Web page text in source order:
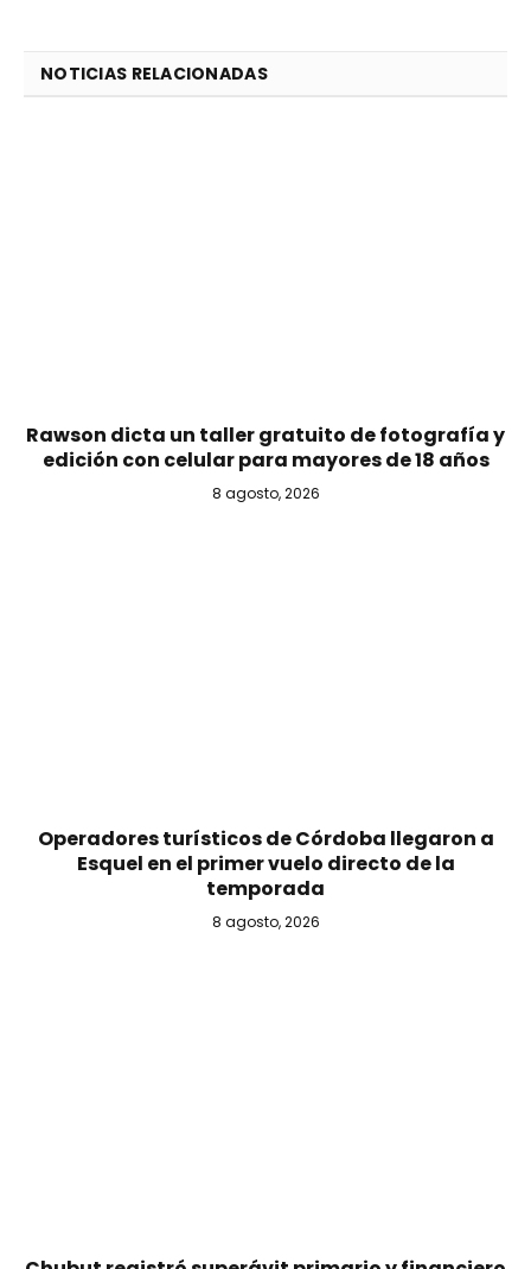
NOTICIAS RELACIONADAS
Rawson dicta un taller gratuito de fotografía y
edición con celular para mayores de 18 años
8 agosto, 2026
Operadores turísticos de Córdoba llegaron a
Esquel en el primer vuelo directo de la
temporada
8 agosto, 2026